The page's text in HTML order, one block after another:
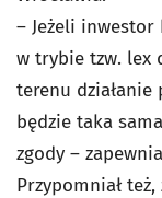
– Jeżeli inwestor
w trybie tzw. lex
terenu
będzie taka
zgody –
Przypomniał